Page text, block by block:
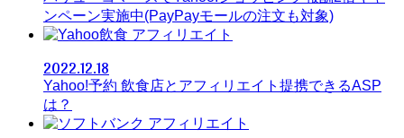
ンペーン実施中(PayPayモールの注文も対象)
アフィリエイト
2022.12.18
Yahoo!予約 飲食店とアフィリエイト提携できるASP
は？
アフィリエイト